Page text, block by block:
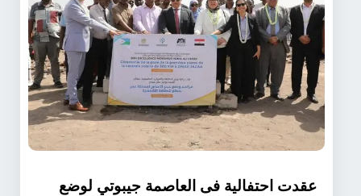
عقدت احتفالية فى العاصمة جيبوتي لوضع